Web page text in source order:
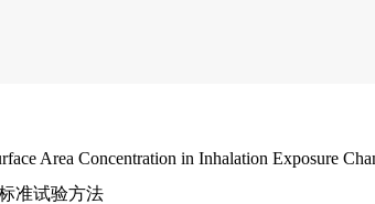
Area Concentration in Inhalation Exposure
准试验方法